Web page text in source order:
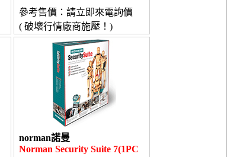
參考售價：請立即來電詢價
( 破壞行情廠商施壓！)
norman諾曼
Norman Security Suite 7(1PC